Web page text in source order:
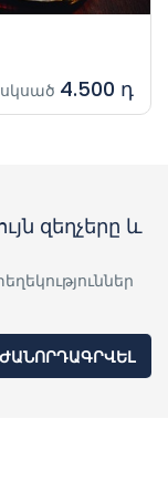
սկսած 4.500 դ
զեղչերը և